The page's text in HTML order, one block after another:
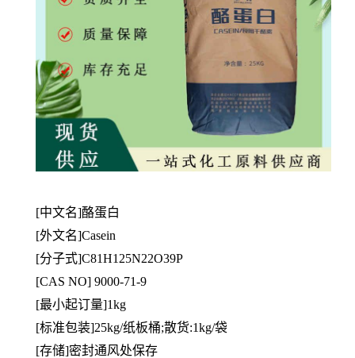
[中文名]酪蛋白
[外文名]Casein
[分子式]C81H125N22O39P
[CAS NO] 9000-71-9
[最小起订量]1kg
[标准包装]25kg/纸板桶;散货:1kg/袋
[存储]密封通风处保存